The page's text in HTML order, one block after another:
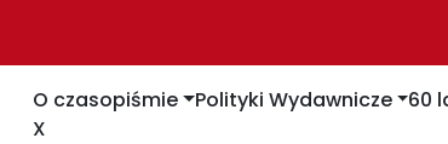
O czasopiśmie Polityki Wydawnicze 60
X